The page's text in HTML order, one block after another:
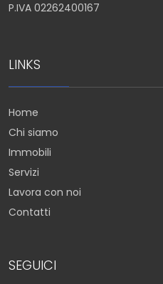
P.IVA 02262400167
LINKS
Home
Chi siamo
Immobili
Servizi
Lavora con noi
Contatti
SEGUICI